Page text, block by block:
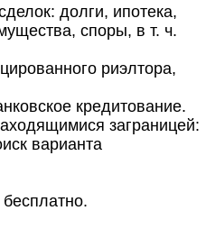
долги, ипотека,
споры, в т. ч.
риэлтора,
кредитование.
заграницей:
варианта